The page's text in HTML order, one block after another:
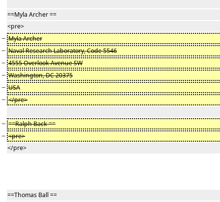
==Myla Archer ==
<pre>
− Myla Archer
− Naval Research Laboratory, Code 5546
− 4555 Overlook Avenue SW
− Washington, DC 20375
− USA
− </pre>
− ==Ralph Back ==
− <pre>
</pre>
==Thomas Ball ==